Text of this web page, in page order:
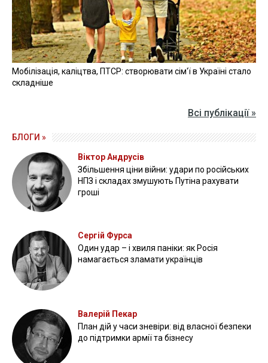
Мобілізація, каліцтва, ПТСР: створювати сім'ї в Україні стало
складніше
Всі публікації »
БЛОГИ »
Віктор Андрусів
Збільшення ціни війни: удари по російських
НПЗ і складах змушують Путіна рахувати
гроші
Сергій Фурса
Один удар – і хвиля паніки: як Росія
намагається зламати українців
Валерій Пекар
План дій у часи зневіри: від власної безпеки
до підтримки армії та бізнесу